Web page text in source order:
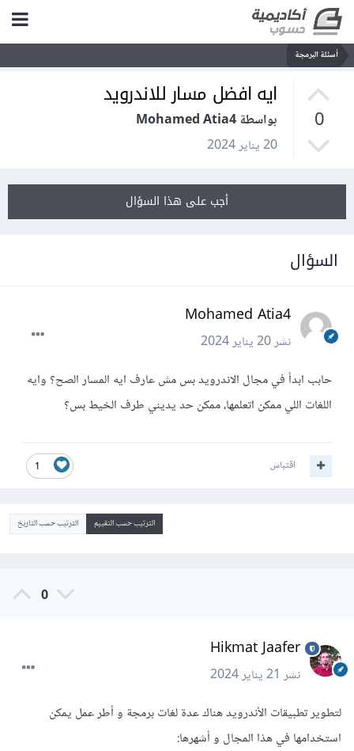
أسئلة البرمجة
0
ايه افضل مسار للاندرويد
بواسطة Mohamed Atia4
20 يناير 2024
أجب على هذا السؤال
السؤال
Mohamed Atia4
نشر20 يناير 2024
حابب ابدأ في مجال الاندرويد بس مش عارف ايه المسار الصح؟ وايه
اللغات اللي ممكن اتعلمها، ممكن حد يديني طرف الخيط بس؟
1 اقتباس
الترتيب حسب التقييم الترتيب حسب التاريخ
0
Hikmat Jaafer
نشر21 يناير 2024
لتطوير تطبيقات الأندرويد هناك عدة لغات برمجة و أطر عمل يمكن
استخدامها في هذا المجال و أشهرها: